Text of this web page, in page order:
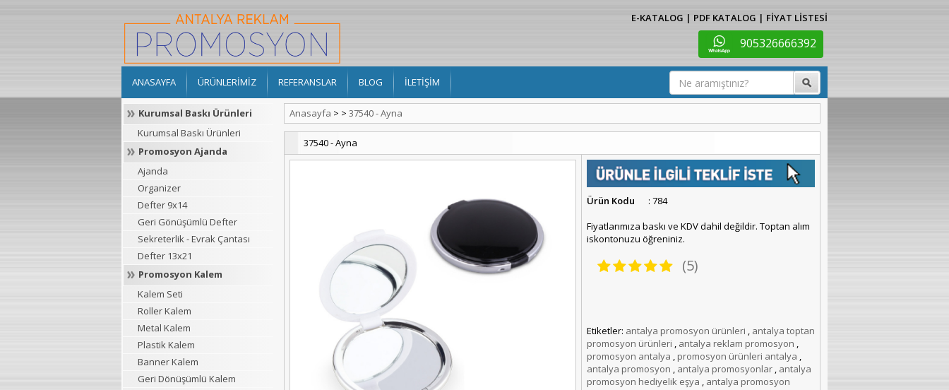
E-KATALOG | PDF KATALOG | FİYAT LİSTESİ
905326666392
ANASAYFA ÜRÜNLERİMİZ REFERANSLAR BLOG İLETİŞİM
Kurumsal Baskı Ürünleri
Kurumsal Baskı Ürünleri
Promosyon Ajanda
Ajanda
Organizer
Defter 9x14
Geri Gönüşümlü Defter
Sekreterlik - Evrak Çantası
Defter 13x21
Promosyon Kalem
Kalem Seti
Roller Kalem
Metal Kalem
Plastik Kalem
Banner Kalem
Geri Dönüşümlü Kalem
Anasayfa > > 37540 - Ayna
37540 - Ayna
Ürün Kodu
: 784
Fiyatlarımıza baskı ve KDV dahil değildir. Toptan alım
iskontonuzu öğreniniz.
(5)
Etiketler: antalya promosyon ürünleri , antalya toptan
promosyon ürünleri , antalya reklam promosyon ,
promosyon antalya , promosyon ürünleri antalya ,
antalya promosyon , antalya promosyonlar, antalya
promosyon hediyelik eşya , antalya promosyon